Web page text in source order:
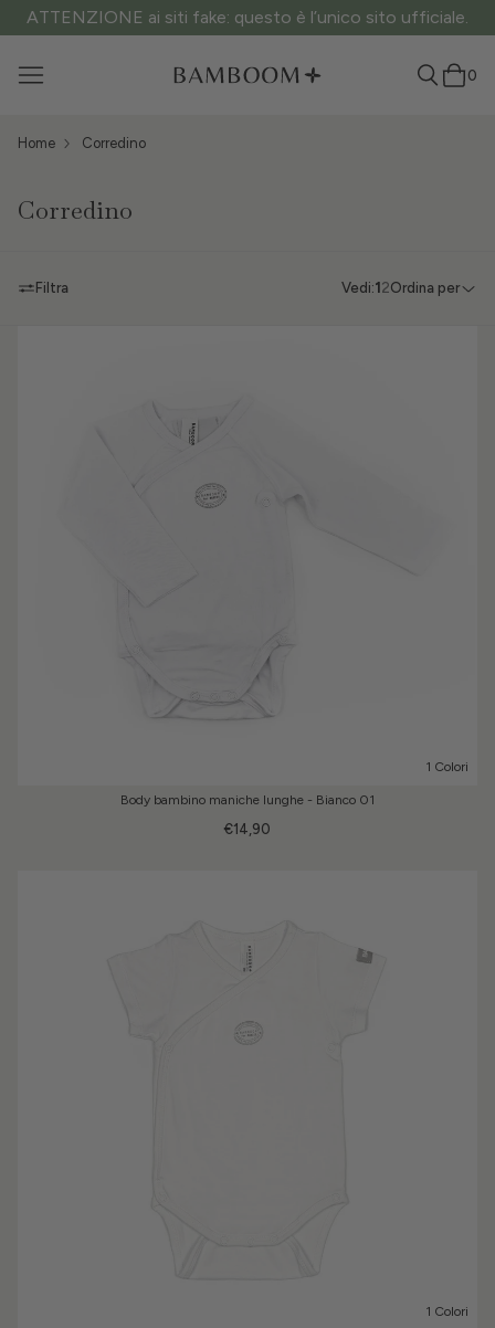
ATTENZIONE ai siti fake: questo è l’unico sito ufficiale.
0
Home Corredino
Corredino
Filtra Vedi:1 2Ordina per
1 Colori
Body bambino maniche lunghe - Bianco 01
€14,90
1 Colori